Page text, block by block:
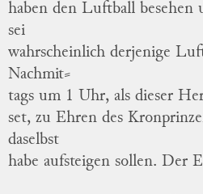
haben den Luftball besehen
sei
wahrscheinlich derjenige
Nachmit⸗
tags um 1 Uhr, als dieser
set, zu Ehren des
daselbst
habe aufsteigen sollen. Der